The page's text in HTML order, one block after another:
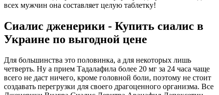
всех мужчин она составляет целую таблетку!
Сиалис дженерики - Купить сиалис в
Украине по выгодной цене
Для большинства это половинка, а для некоторых лишь
четверть. Ну а прием Тадалафила более 20 мг за 24 часа чаще
всего не даст ничего, кроме головной боли, поэтому не стоит
создавать перегрузки для своего драгоценного организма. Все